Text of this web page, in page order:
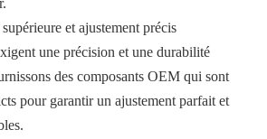
et ajustement précis
une précision et une durabilité
des composants OEM qui sont
pour garantir un ajustement parfait et